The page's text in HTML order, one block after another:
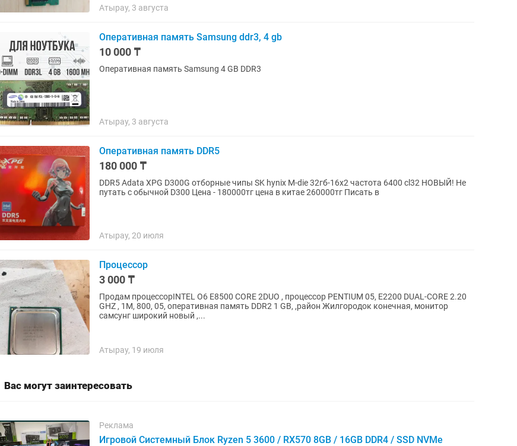
Атырау, 3 августа
Оперативная память Samsung ddr3, 4 gb
10 000 ₸
Оперативная память Samsung 4 GB DDR3
Атырау, 3 августа
Оперативная память DDR5
180 000 ₸
DDR5 Adata XPG D300G отборные чипы SK hynix M-die 32гб-16x2 частота 6400 cl32 НОВЫЙ! Не
путать с обычной D300 Цена - 180000тг цена в китае 260000тг Писать в
Атырау, 20 июля
Процессор
3 000 ₸
Продам процессорINTEL O6 E8500 CORE 2DUO , процессор PENTIUM 05, E2200 DUAL-CORE 2.20
GHZ , 1M, 800, 05, оперативная память DDR2 1 GB, ,район Жилгородок конечная, монитор
самсунг широкий новый ,...
Атырау, 19 июля
Вас могут заинтересовать
Реклама
Игровой Системный Блок Ryzen 5 3600 / RX570 8GB / 16GB DDR4 / SSD NVMe